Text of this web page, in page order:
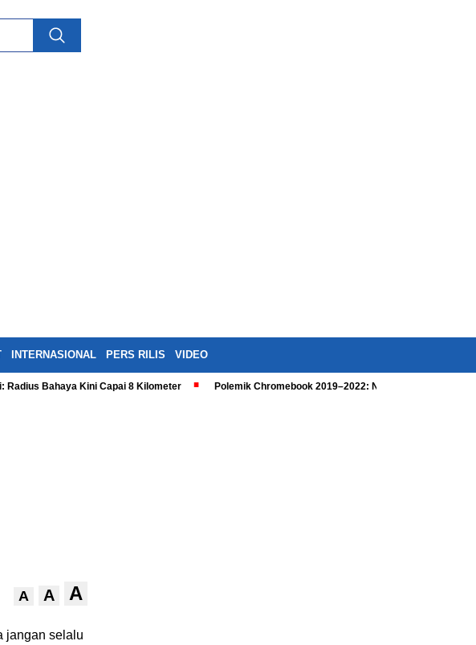
INTERNASIONAL PERS RILIS VIDEO
Radius Bahaya Kini Capai 8 Kilometer Polemik Chromebook 2019–2022: Nadiem Dipanggil,
A A A
jangan selalu